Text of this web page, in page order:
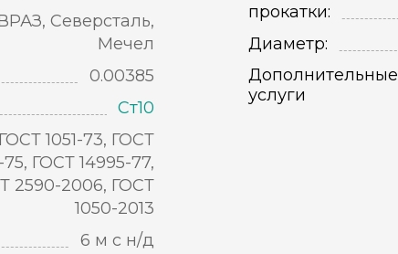
Северсталь,
Мечел
0.00385
Ст10
ГОСТ 1051-73, ГОСТ
75, ГОСТ 14995-77,
2590-2006, ГОСТ
1050-2013
6 м с н/д
прокатки:
Диаметр:
Дополнительные
услуги